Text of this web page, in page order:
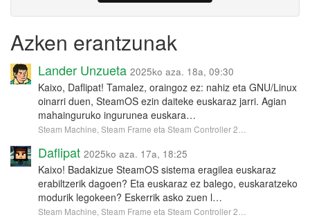
Azken erantzunak
Lander Unzueta 2025ko aza. 18a, 09:30
Kaixo, Daflipat! Tamalez, oraingoz ez: nahiz eta GNU/Linux
oinarri duen, SteamOS ezin daiteke euskaraz jarri. Agian
mahainguruko ingurunea euskara…
Steam Machine, Steam Frame eta Steam Controller 2…
Daflipat 2025ko aza. 17a, 18:25
Kaixo! Badakizue SteamOS sistema eragilea euskaraz
erabiltzerik dagoen? Eta euskaraz ez balego, euskaratzeko
modurik legokeen? Eskerrik asko zuen l…
Steam Machine, Steam Frame eta Steam Controller 2…